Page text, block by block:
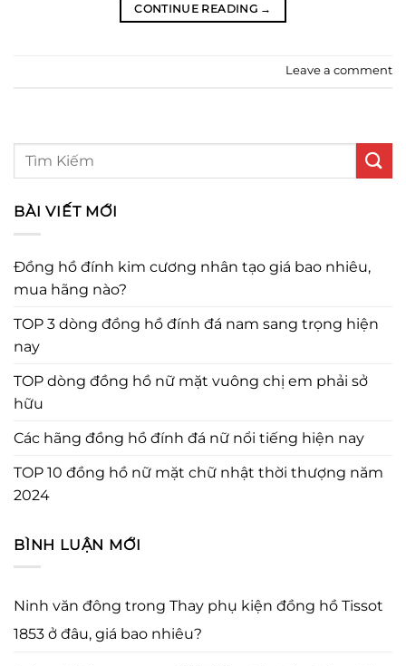
CONTINUE READING →
Leave a comment
BÀI VIẾT MỚI
Đồng hồ đính kim cương nhân tạo giá bao nhiêu,
mua hãng nào?
TOP 3 dòng đồng hồ đính đá nam sang trọng hiện
nay
TOP dòng đồng hồ nữ mặt vuông chị em phải sở
hữu
Các hãng đồng hồ đính đá nữ nổi tiếng hiện nay
TOP 10 đồng hồ nữ mặt chữ nhật thời thượng năm
2024
BÌNH LUẬN MỚI
Ninh văn đông trong Thay phụ kiện đồng hồ Tissot
1853 ở đâu, giá bao nhiêu?